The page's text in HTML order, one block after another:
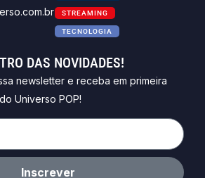
STREAMING
TECNOLOGIA
DAS NOVIDADES!
newsletter e receba em primeira
Universo POP!
Inscrever